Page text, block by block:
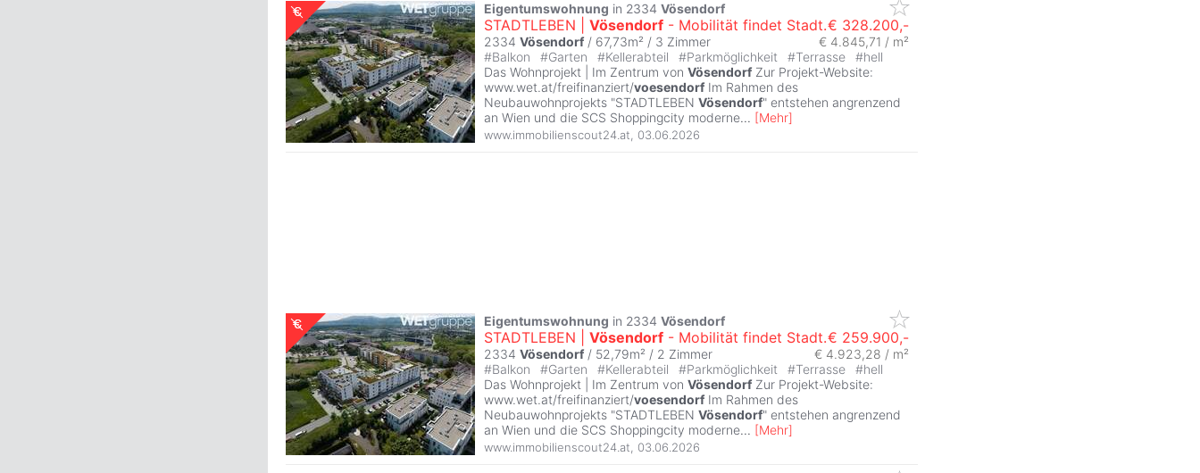
Eigentumswohnung in 2334 Vösendorf
STADTLEBEN | Vösendorf - Mobilität findet Stadt.€ 328.200,-
2334 Vösendorf / 67,73m² / 3 Zimmer
€ 4.845,71 / m²
#Balkon #Garten #Kellerabteil #Parkmöglichkeit #Terrasse #hell
Das Wohnprojekt | Im Zentrum von Vösendorf Zur Projekt-Website:
www.wet.at/freifinanziert/voesendorf Im Rahmen des
Neubauwohnprojekts "STADTLEBEN Vösendorf" entstehen angrenzend
an Wien und die SCS Shoppingcity moderne... [Mehr]
www.immobilienscout24.at 03.06.2026
Eigentumswohnung in 2334 Vösendorf
STADTLEBEN | Vösendorf - Mobilität findet Stadt.€ 259.900,-
2334 Vösendorf / 52,79m² / 2 Zimmer
€ 4.923,28 / m²
#Balkon #Garten #Kellerabteil #Parkmöglichkeit #Terrasse #hell
Das Wohnprojekt | Im Zentrum von Vösendorf Zur Projekt-Website:
www.wet.at/freifinanziert/voesendorf Im Rahmen des
Neubauwohnprojekts "STADTLEBEN Vösendorf" entstehen angrenzend
an Wien und die SCS Shoppingcity moderne... [Mehr]
www.immobilienscout24.at 03.06.2026